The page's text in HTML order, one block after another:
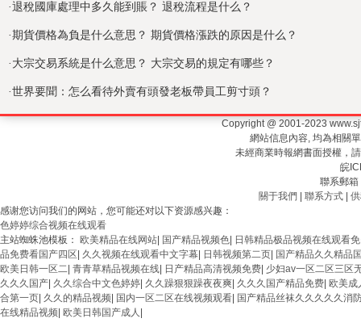
·退稅國庫處理中多久能到賬？ 退稅流程是什么？
·期貨價格為負是什么意思？ 期貨價格漲跌的原因是什么？
· 大宗交易系統是什么意思？ 大宗交易的規定有哪些？
·世界要聞：怎么看待外賣有頭發老板帶員工剪寸頭？
Copyright @ 2001-2023
網站信息內容, 均為相關
未經商業時報網書面授權，
皖
聯系郵
關于我們
聯系方式|
感谢您访问我们的网站，您可能还对以下资源感兴趣：
色婷婷综合视频在线观看
主站蜘蛛池模板： 欧美精品在线网站 国产精品视频色 日韩精品极品视频在线观看
品免费看国产四区 久久视频在线观看中文字幕 日韩视频第二页 国产精品久久精品
欧美日韩一区二 青青草精品视频在线 日产精品高清视频免费 少妇av一区二区三区
久久久国产 久久综合中文色婷婷 久久躁狠狠躁夜夜爽 久久久国产精品免费 欧美成
合第一页 久久的精品视频 国内一区二区在线视频观看 国产精品丝袜久久久久久消
在线精品视频 欧美日韩国产成人